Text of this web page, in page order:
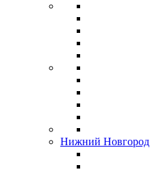
Нижний Новгород